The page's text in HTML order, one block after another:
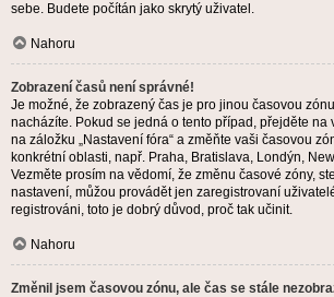
sebe. Budete počítán jako skrytý uživatel.
Nahoru
Zobrazení časů není správné!
Je možné, že zobrazený čas je pro jinou časovou
nacházíte. Pokud se jedná o tento případ, přejděte na
na záložku „Nastavení fóra“ a změňte vaši časovou
konkrétní oblasti, např. Praha, Bratislava, Londýn,
Vezměte prosím na vědomí, že změnu časové zóny,
nastavení, můžou provádět jen zaregistrovaní
registrováni, toto je dobrý důvod, proč tak učinit.
Nahoru
Změnil jsem časovou zónu, ale čas se stále